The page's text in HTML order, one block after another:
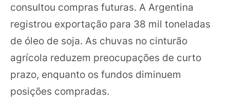
consultou compras futuras. A Argentina
registrou exportação para 38 mil toneladas
de óleo de soja. As chuvas no cinturão
agrícola reduzem preocupações de curto
prazo, enquanto os fundos diminuem
posições compradas.